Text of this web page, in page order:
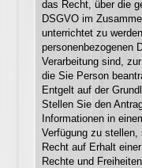
das Recht, über die
DSGVO im
unterrichtet zu
personenbezogenen
Verarbeitung sind,
die Sie Person
Entgelt auf der
Stellen Sie den
Informationen in
Verfügung zu
Recht auf Erhalt
Rechte und